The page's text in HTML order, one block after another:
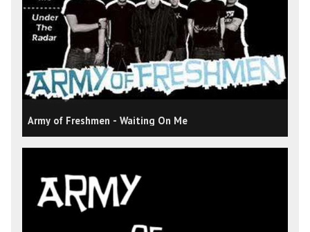
Army of Freshmen - Waiting On Me